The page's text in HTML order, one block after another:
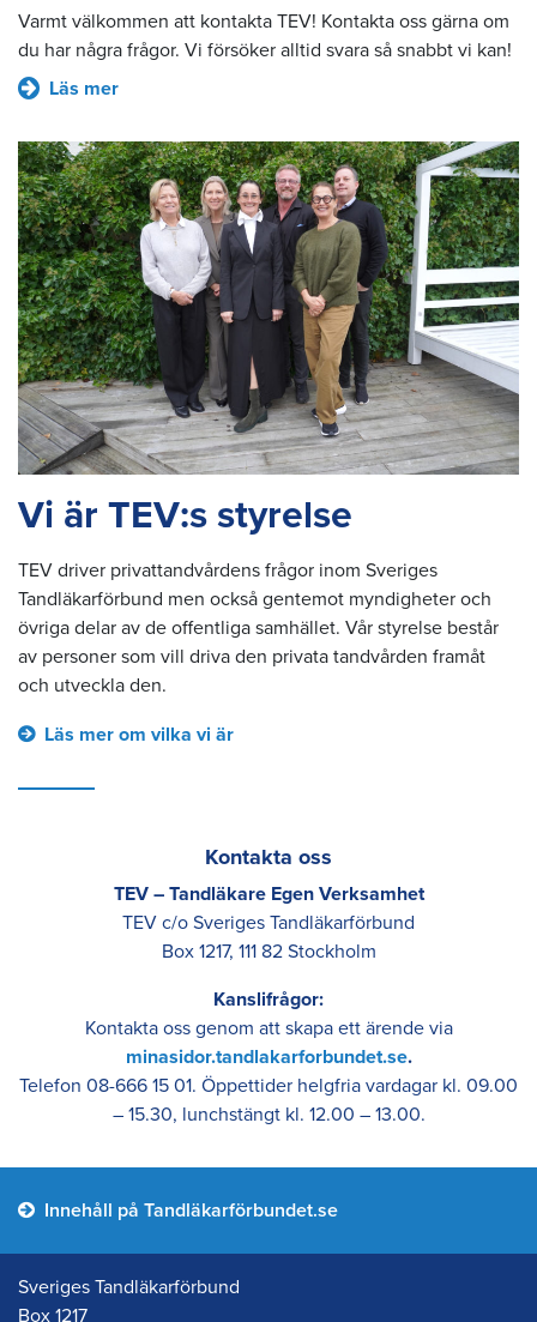
Varmt välkommen att kontakta TEV! Kontakta oss gärna om
du har några frågor. Vi försöker alltid svara så snabbt vi kan!
Läs mer
Vi är TEV:s styrelse
TEV driver privattandvårdens frågor inom Sveriges
Tandläkarförbund men också gentemot myndigheter och
övriga delar av de offentliga samhället. Vår styrelse består
av personer som vill driva den privata tandvården framåt
och utveckla den.
Läs mer om vilka vi är
Kontakta oss
TEV – Tandläkare Egen Verksamhet
TEV c/o Sveriges Tandläkarförbund
Box 1217, 111 82 Stockholm
Kanslifrågor:
Kontakta oss genom att skapa ett ärende via
minasidor.tandlakarforbundet.se.
Telefon 08-666 15 01. Öppettider helgfria vardagar kl. 09.00
– 15.30, lunchstängt kl. 12.00 – 13.00.
Innehåll på Tandläkarförbundet.se
Sveriges Tandläkarförbund
Box 1217